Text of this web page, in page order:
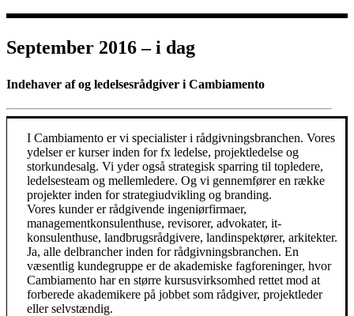
September 2016 – i dag
Indehaver af og ledelsesrådgiver i Cambiamento
I Cambiamento er vi specialister i rådgivningsbranchen. Vores
ydelser er kurser inden for fx ledelse, projektledelse og
storkundesalg. Vi yder også strategisk sparring til topledere,
ledelsesteam og mellemledere. Og vi gennemfører en række
projekter inden for strategiudvikling og branding.
Vores kunder er rådgivende ingeniørfirmaer,
managementkonsulenthuse, revisorer, advokater, it-
konsulenthuse, landbrugsrådgivere, landinspektører, arkitekter.
Ja, alle delbrancher inden for rådgivningsbranchen. En
væsentlig kundegruppe er de akademiske fagforeninger, hvor
Cambiamento har en større kursusvirksomhed rettet mod at
forberede akademikere på jobbet som rådgiver, projektleder
eller selvstændig.